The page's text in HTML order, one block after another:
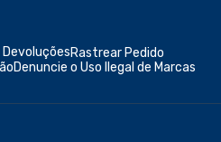
Rastrear Pedido
Denuncie o Uso Ilegal de Marcas